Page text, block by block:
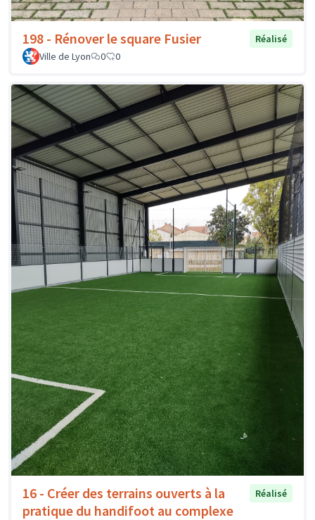
198 - Rénover le square Fusier
Réalisé
Ville de Lyon
0 0
16 - Créer des terrains ouverts à la
pratique du handifoot au complexe
Réalisé